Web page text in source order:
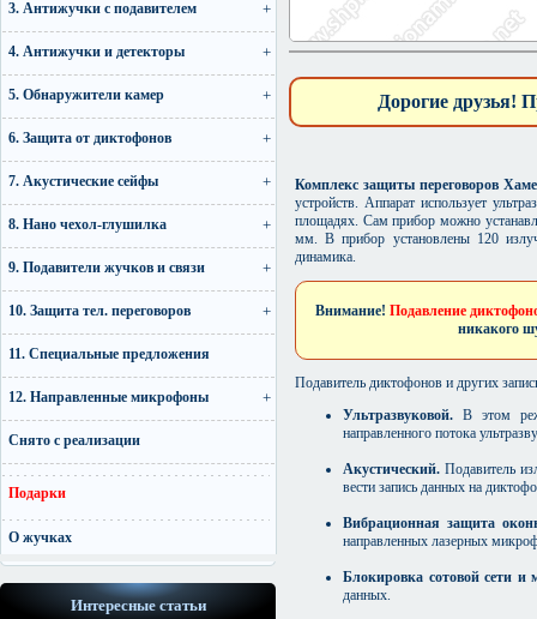
3. Антижучки с подавителем
4. Антижучки и детекторы
5. Обнаружители камер
6. Защита от диктофонов
7. Акустические сейфы
8. Нано чехол-глушилка
9. Подавители жучков и связи
10. Защита тел. переговоров
11. Специальные предложения
12. Направленные микрофоны
Снято с реализации
Подарки
О жучках
Интересные статьи
Дорогие друзья!
Комплекс защиты переговоров
устройств. Аппарат использует
площадях. Сам прибор можно
мм. В прибор установлены 120
динамика.
Внимание! Подавление
никакого
Подавитель диктофонов и других
Ультразвуковой. В этом
направленного потока
Акустический. Подавитель
вести запись данных на
Вибрационная защита
направленных лазерных
Блокировка сотовой сети и
данных.